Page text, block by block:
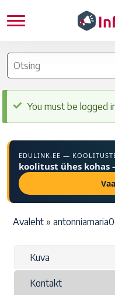
Olekuteade
You must be logged
EDULINK.EE —
koolitust ühes
Leivapuru
Avaleht
Peasakid
Kuva
Kontakt